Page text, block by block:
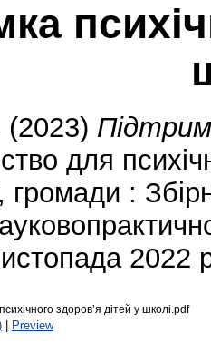
(2023)
для
громади :
2022
здоров’я дітей у школі.pdf
| Preview